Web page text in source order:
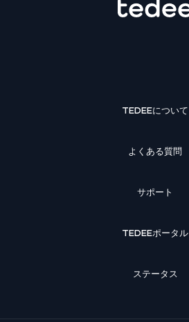
TEDEEについて
よくある質問
サポート
TEDEEポータル
ステータス